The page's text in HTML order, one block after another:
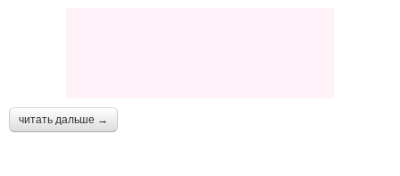
читать дальше →